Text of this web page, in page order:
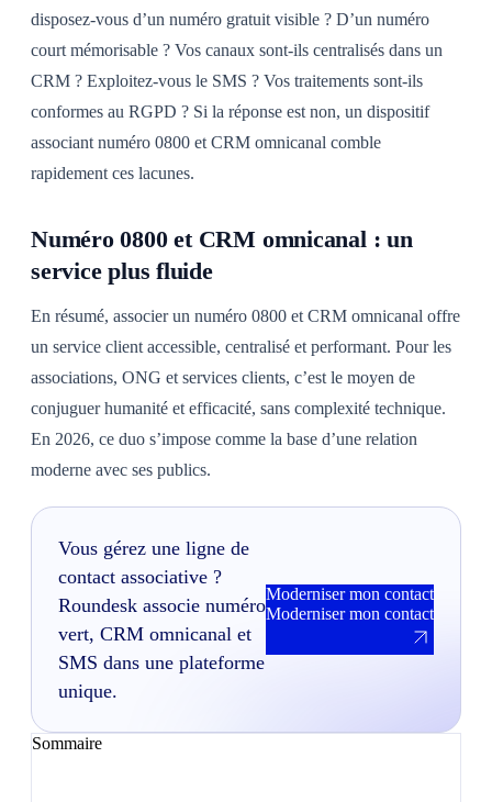
disposez-vous d’un numéro gratuit visible ? D’un numéro
court mémorisable ? Vos canaux sont-ils centralisés dans un
CRM ? Exploitez-vous le SMS ? Vos traitements sont-ils
conformes au RGPD ? Si la réponse est non, un dispositif
associant numéro 0800 et CRM omnicanal comble
rapidement ces lacunes.
Numéro 0800 et CRM omnicanal : un
service plus fluide
En résumé, associer un numéro 0800 et CRM omnicanal offre
un service client accessible, centralisé et performant. Pour les
associations, ONG et services clients, c’est le moyen de
conjuguer humanité et efficacité, sans complexité technique.
En 2026, ce duo s’impose comme la base d’une relation
moderne avec ses publics.
Vous gérez une ligne de
contact associative ?
Roundesk associe numéro
vert, CRM omnicanal et
SMS dans une plateforme
unique.
Moderniser mon contact
Moderniser mon contact
Sommaire